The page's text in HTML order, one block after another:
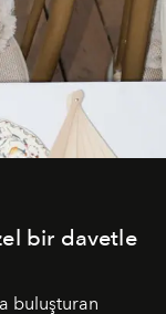
bir davetle
buluşturan